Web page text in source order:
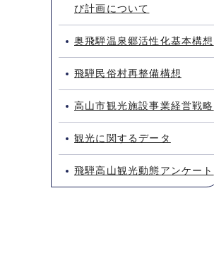
び計画について
奥飛騨温泉郷活性化基本構想
飛騨民俗村再整備構想
高山市観光施設事業経営戦略
観光に関するデータ
飛騨高山観光動態アンケート